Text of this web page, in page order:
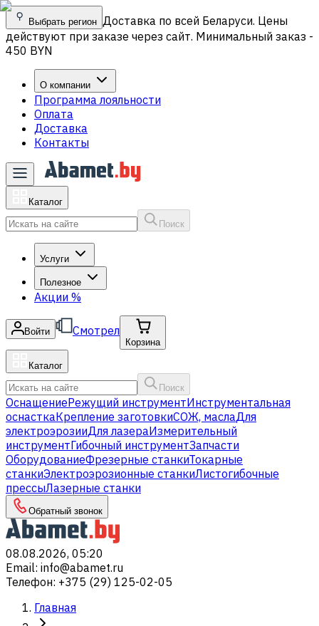
Выбрать регион Доставка по всей Беларуси. Цены
действуют при заказе через сайт. Минимальный заказ -
450 BYN
О компании
Программа лояльности
Оплата
Доставка
Контакты
Каталог
Поиск
Услуги
Полезное
Акции %
Войти Смотрел
Корзина
Каталог
Поиск
ОснащениеРежущий инструментИнструментальная
оснасткаКрепление заготовкиСОЖ, маслаДля
электроэрозииДля лазераИзмерительный
инструментГибочный инструментЗапчасти
ОборудованиеФрезерные станкиТокарные
станкиЭлектроэрозионные станкиЛистогибочные
прессыЛазерные станки
Обратный звонок
08.08.2026, 05:20
Email: info@abamet.ru
Телефон: +375 (29) 125-02-05
Главная